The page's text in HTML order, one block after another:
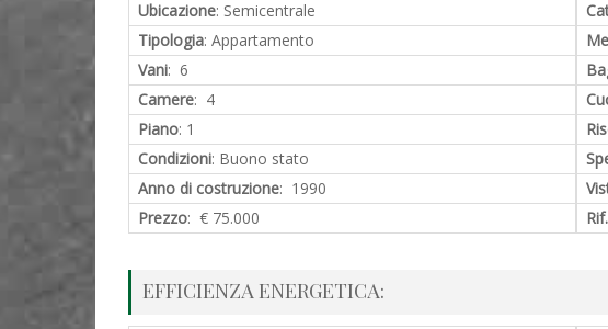
Ubicazione: Semicentrale
Tipologia: Appartamento
Vani: 6
Camere: 4
Piano: 1
Condizioni: Buono stato
Anno di costruzione: 1990
Prezzo: € 75.000
EFFICIENZA ENERGETICA: